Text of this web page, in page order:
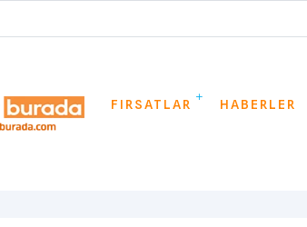
FIRSATLAR HABERLER